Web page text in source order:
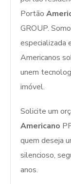
Portão
GROUP.
especializada
Americanos
unem
imóvel.
Solicite um
Americano
quem deseja
silencioso,
anos.